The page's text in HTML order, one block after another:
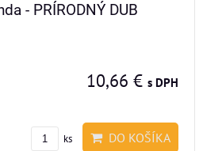
- PRÍRODNÝ DUB
10,66 € s DPH
ks DO KOŠÍKA